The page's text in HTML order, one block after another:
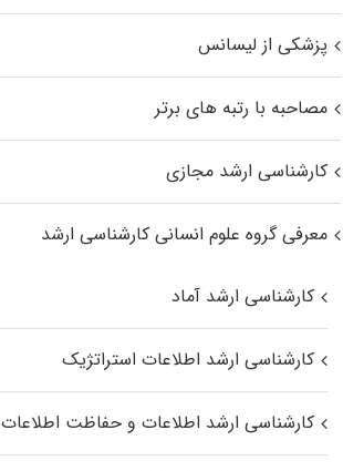
پزشکی از لیسانس
مصاحبه با رتبه های برتر
کارشناسی ارشد مجازی
معرفی گروه علوم انسانی کارشناسی ارشد
کارشناسی ارشد آماد
کارشناسی ارشد اطلاعات استراتژیک
کارشناسی ارشد اطلاعات و حفاظت اطلاعات